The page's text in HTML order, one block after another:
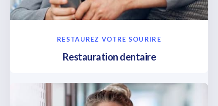
RESTAUREZ VOTRE SOURIRE
Restauration dentaire